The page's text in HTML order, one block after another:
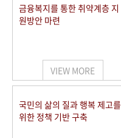
금융복지를 통한 취약계층 지
원방안 마련
VIEW MORE
국민의 삶의 질과 행복 제고를
위한 정책 기반 구축